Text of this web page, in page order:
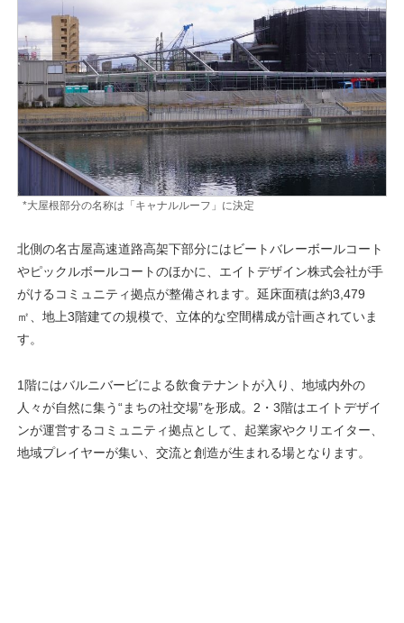
*大屋根部分の名称は「キャナルルーフ」に決定
北側の名古屋高速道路高架下部分にはビートバレーボールコート
やピックルボールコートのほかに、エイトデザイン株式会社が手
がけるコミュニティ拠点が整備されます。延床面積は約3,479
㎡、地上3階建ての規模で、立体的な空間構成が計画されていま
す。
1階にはバルニバービによる飲食テナントが入り、地域内外の
人々が自然に集う“まちの社交場”を形成。2・3階はエイトデザイ
ンが運営するコミュニティ拠点として、起業家やクリエイター、
地域プレイヤーが集い、交流と創造が生まれる場となります。